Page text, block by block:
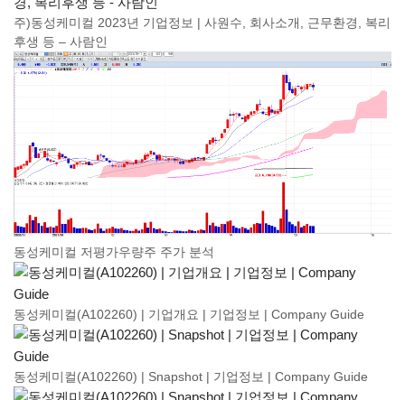
주)동성케미컬 2023년 기업정보 | 사원수, 회사소개, 근무환경, 복리
후생 등 – 사람인
동성케미컬 저평가우량주 주가 분석
동성케미컬(A102260) | 기업개요 | 기업정보 | Company Guide
동성케미컬(A102260) | Snapshot | 기업정보 | Company Guide